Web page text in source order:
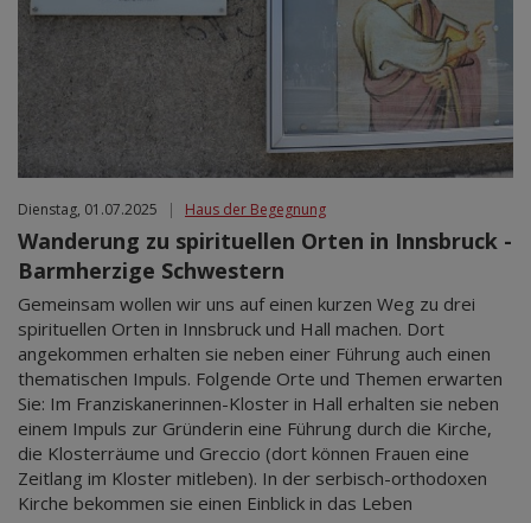
Mär 2027
Jun 2027
Jul 2027
Dienstag, 01.07.2025 | Haus der Begegnung
Wanderung zu spirituellen Orten in Innsbruck -
Barmherzige Schwestern
Gemeinsam wollen wir uns auf einen kurzen Weg zu drei
spirituellen Orten in Innsbruck und Hall machen. Dort
angekommen erhalten sie neben einer Führung auch einen
thematischen Impuls. Folgende Orte und Themen erwarten
Sie: Im Franziskanerinnen-Kloster in Hall erhalten sie neben
einem Impuls zur Gründerin eine Führung durch die Kirche,
die Klosterräume und Greccio (dort können Frauen eine
Zeitlang im Kloster mitleben). In der serbisch-orthodoxen
Kirche bekommen sie einen Einblick in das Leben